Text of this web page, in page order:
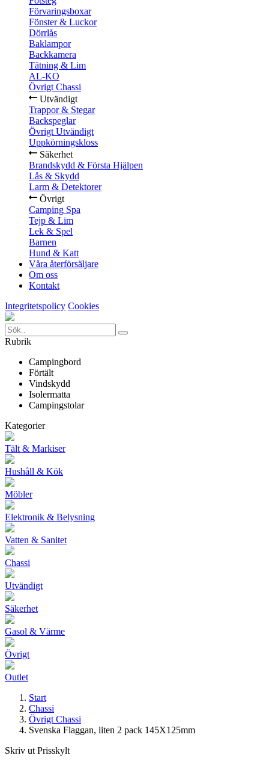
Förvaringsboxar
Fönster & Luckor
Dörrlås
Baklampor
Backkamera
Tätning & Lim
AL-KO
Övrigt Chassi
Utvändigt
Trappor & Stegar
Backspeglar
Övrigt Utvändigt
Uppkörningskloss
Säkerhet
Brandskydd & Första Hjälpen
Lås & Skydd
Larm & Detektorer
Övrigt
Camping Spa
Tejp & Lim
Lek & Spel
Barnen
Hund & Katt
Våra återförsäljare
Om oss
Kontakt
Integritetspolicy Cookies
Rubrik
Campingbord
Förtält
Vindskydd
Isolermatta
Campingstolar
Kategorier
Tält & Markiser
Hushåll & Kök
Möbler
Elektronik & Belysning
Vatten & Sanitet
Chassi
Utvändigt
Säkerhet
Gasol & Värme
Övrigt
Outlet
Start
Chassi
Övrigt Chassi
Svenska Flaggan, liten 2 pack 145X125mm
Skriv ut Prisskylt